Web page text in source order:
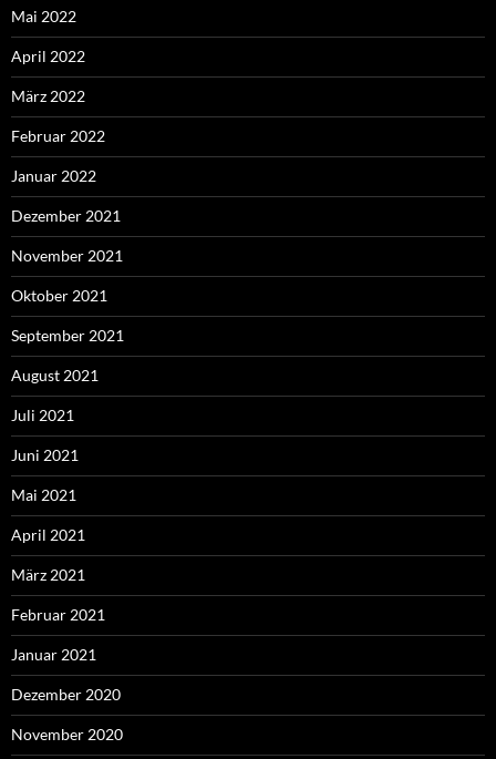
Mai 2022
April 2022
März 2022
Februar 2022
Januar 2022
Dezember 2021
November 2021
Oktober 2021
September 2021
August 2021
Juli 2021
Juni 2021
Mai 2021
April 2021
März 2021
Februar 2021
Januar 2021
Dezember 2020
November 2020